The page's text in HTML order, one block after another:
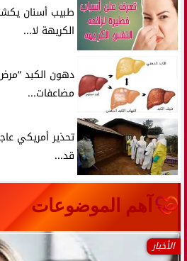
طبيب أسنان
الكريهة لا...
دهون الكبد
مضاعفات...
تحذير أمريكي
قد...
آهم الموضوعات
الأخبار